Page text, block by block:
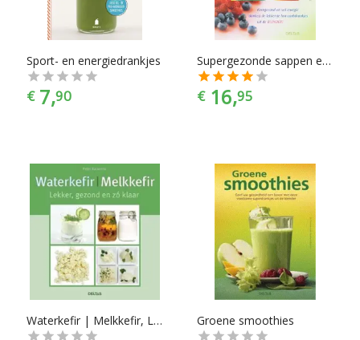
Sport- en energiedrankjes
€ 7,90
Supergezonde sappen en smoothies
€ 16,95
Waterkefir | Melkkefir, Lekker, gezond en zo klaar Groene smoothies